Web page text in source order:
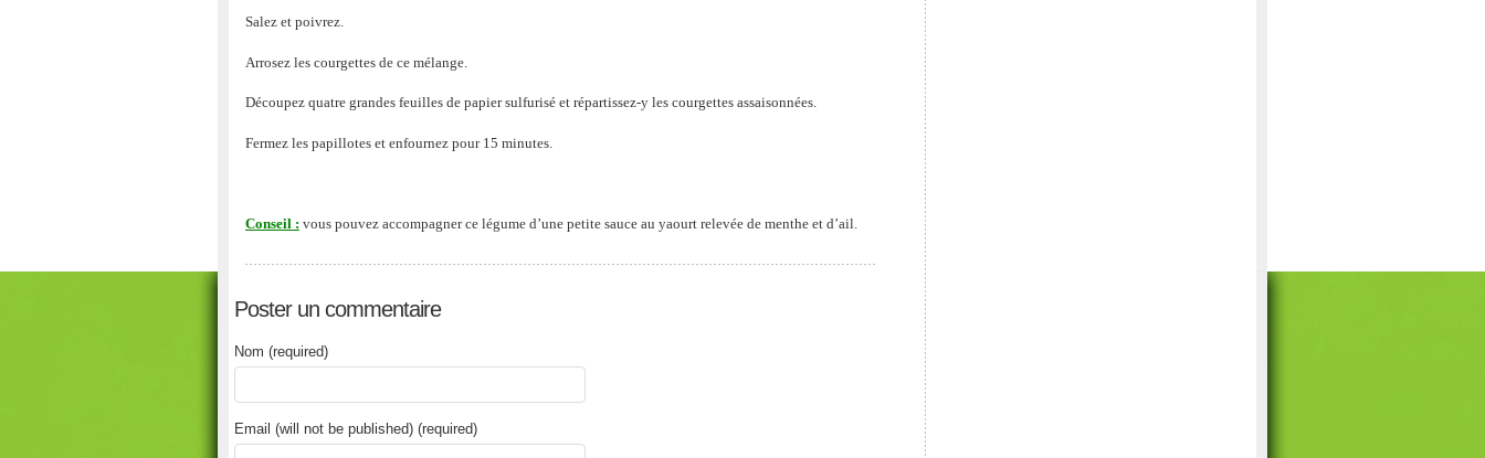
Salez et poivrez.
Arrosez les courgettes de ce mélange.
Découpez quatre grandes feuilles de papier sulfurisé et répartissez-y les courgettes assaisonnées.
Fermez les papillotes et enfournez pour 15 minutes.
Conseil : vous pouvez accompagner ce légume d’une petite sauce au yaourt relevée de menthe et d’ail.
Poster un commentaire
Nom (required)
Email (will not be published) (required)